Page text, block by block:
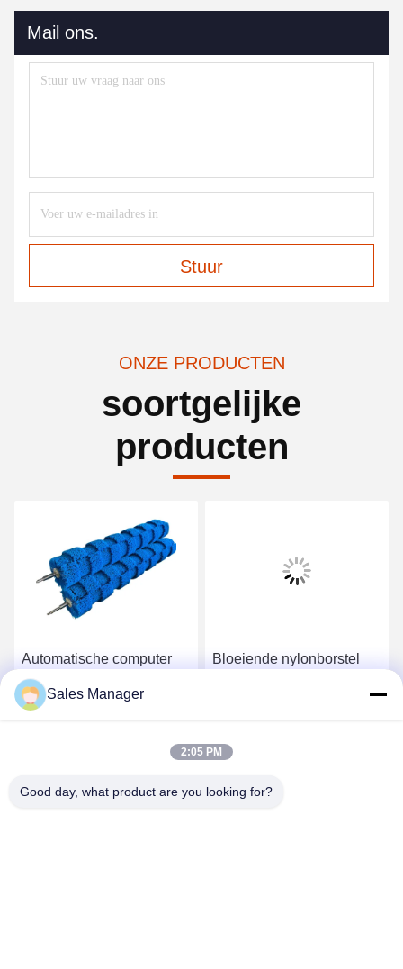
Mail ons.
Stuur
ONZE PRODUCTEN
soortgelijke
producten
Automatische computer
autowasser wiel hub
borstel rol met hoge / lage
bont borstel roestvrij staal
Bloeiende nylonborstel
voor zachte reiniging
Sales Manager
2:05 PM
Good day, what product are you looking for?